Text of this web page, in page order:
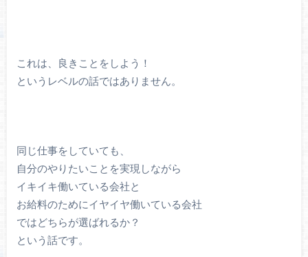
これは、良きことをしよう！
というレベルの話ではありません。
同じ仕事をしていても、
自分のやりたいことを実現しながら
イキイキ働いている会社と
お給料のためにイヤイヤ働いている会社
ではどちらが選ばれるか？
という話です。